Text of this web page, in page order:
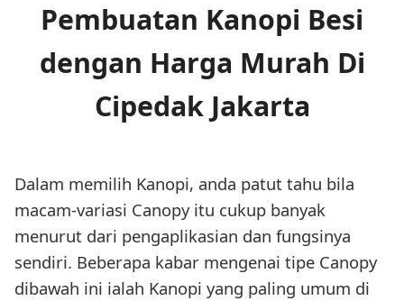
Pembuatan Kanopi Besi
dengan Harga Murah Di
Cipedak Jakarta
Dalam memilih Kanopi, anda patut tahu bila
macam-variasi Canopy itu cukup banyak
menurut dari pengaplikasian dan fungsinya
sendiri. Beberapa kabar mengenai tipe Canopy
dibawah ini ialah Kanopi yang paling umum di